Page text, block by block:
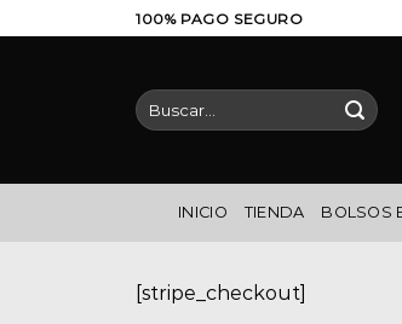
al
100% PAGO SEGURO
Buscar
por:
INICIO TIENDA BOLSOS
[stripe_checkout]